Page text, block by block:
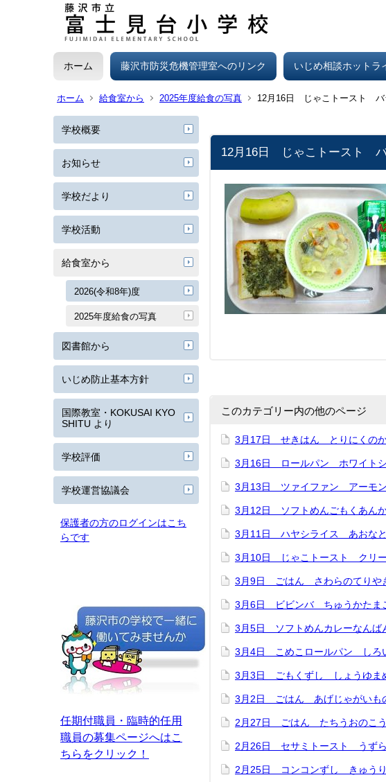
ホーム 藤沢市防災危機管理室へのリンク いじめ相談ホットラ
ホーム 給食室から 2025年度給食の写真 12月16日 じゃこトースト
学校概要
お知らせ
学校だより
学校活動
給食室から
2026(令和8年)度
2025年度給食の写真
図書館から
いじめ防止基本方針
国際教室・KOKUSAI KYO
SHITU より
学校評価
学校運営協議会
保護者の方のログインはこち
らです
任期付職員・臨時的任用
職員の募集ページへはこ
ちらをクリック！
12月16日 じゃこトースト
このカテゴリー内の他のページ
3月17日 せきはん とりにくの
3月16日 ロールパン ホワイト
3月13日 ツァイファン アーモ
3月12日 ソフトめんごもくあ
3月11日 ハヤシライス あおな
3月10日 じゃこトースト クリ
3月9日 ごはん さわらのてり
3月6日 ビビンバ ちゅうかた
3月5日 ソフトめんカレーなん
3月4日 こめこロールパン しろ
3月3日 ごもくずし しょうゆ
3月2日 ごはん あげじゃがい
2月27日 ごはん たちうおのこ
2月26日 セサミトースト うず
2月25日 コンコンずし きゅう